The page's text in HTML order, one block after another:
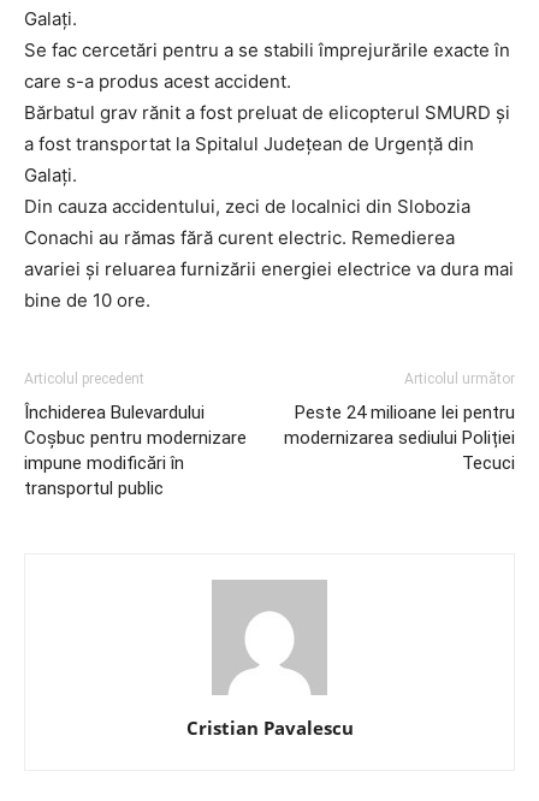
Galați.
Se fac cercetări pentru a se stabili împrejurările exacte în
care s-a produs acest accident.
Bărbatul grav rănit a fost preluat de elicopterul SMURD și
a fost transportat la Spitalul Județean de Urgență din
Galați.
Din cauza accidentului, zeci de localnici din Slobozia
Conachi au rămas fără curent electric. Remedierea
avariei și reluarea furnizării energiei electrice va dura mai
bine de 10 ore.
Articolul precedent
Închiderea Bulevardului
Coșbuc pentru modernizare
impune modificări în
transportul public
Articolul următor
Peste 24 milioane lei pentru
modernizarea sediului Poliției
Tecuci
Cristian Pavalescu